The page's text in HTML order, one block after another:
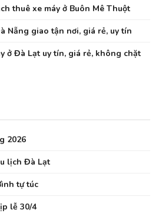
thuê xe máy ở Buôn Mê Thuột
Nẵng giao tận nơi, giá rẻ, uy tín
ở Đà Lạt uy tín, giá rẻ, không chặt
2026
lịch Đà Lạt
tự túc
lễ 30/4